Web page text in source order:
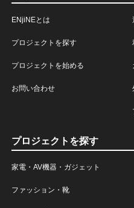
ENjiNEとは
プロジェクトを探す
プロジェクトを始める
お問い合わせ
プロジェクトを探す
家電・AV機器・ガジェット
ファッション・靴